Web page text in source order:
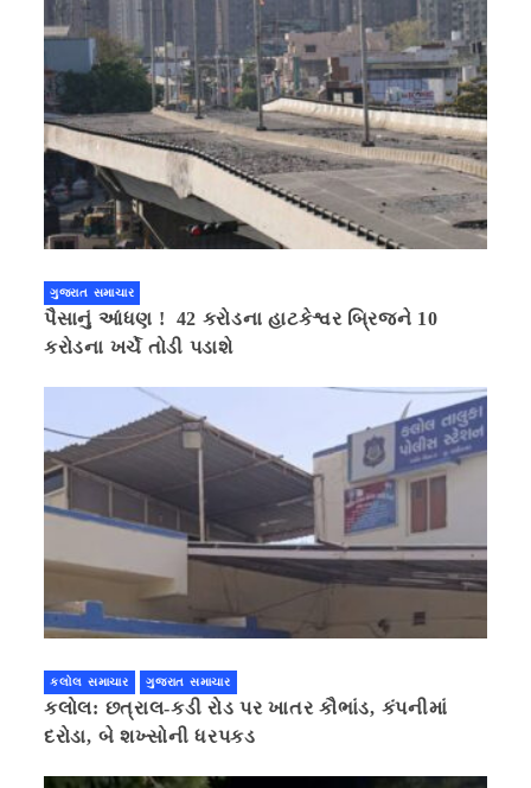
ગુજરાત સમાચાર
પૈસાનું આંધણ ! 42 કરોડના હાટકેશ્વર બ્રિજને 10
કરોડના ખર્ચે તોડી પડાશે
કલોલ સમાચાર ગુજરાત સમાચાર
કલોલ: છત્રાલ-કડી રોડ પર ખાતર કૌભાંડ, કંપનીમાં
દરોડા, બે શખ્સોની ધરપકડ